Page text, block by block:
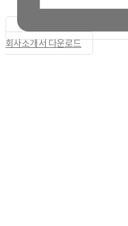
회사소개서 다운로드